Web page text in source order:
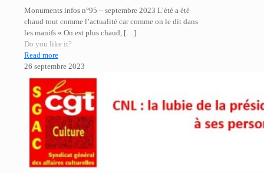
Monuments infos n°95 – septembre 2023 L’été a été
chaud tout comme l’actualité car comme on le dit dans
les manifs « On est plus chaud, […]
Do you like it?
Read more
26 septembre 2023